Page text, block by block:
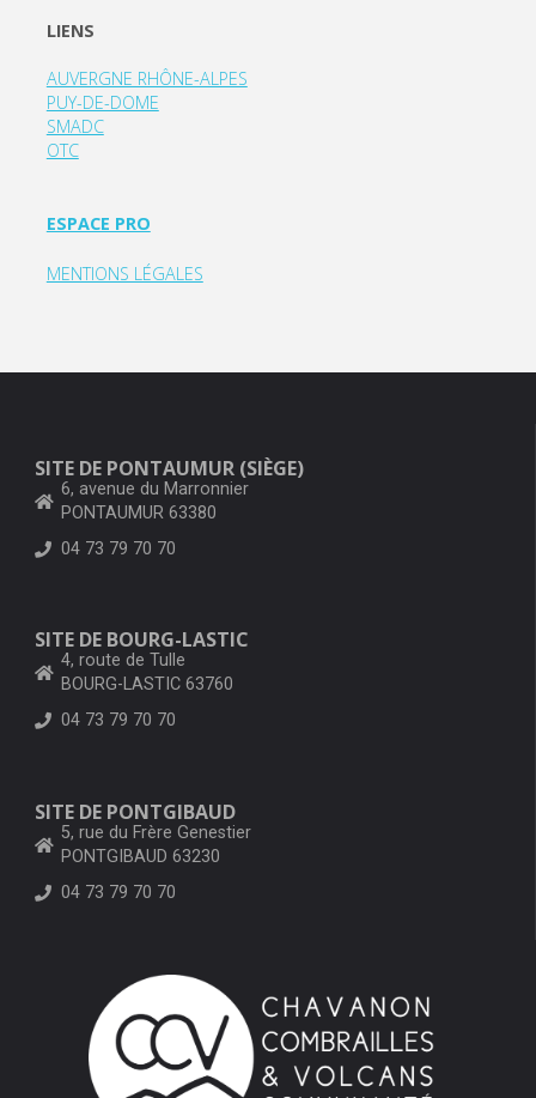
LIENS
AUVERGNE RHÔNE-ALPES
PUY-DE-DOME
SMADC
OTC
ESPACE PRO
MENTIONS LÉGALES
SITE DE PONTAUMUR (SIÈGE)
6, avenue du Marronnier
PONTAUMUR 63380
04 73 79 70 70
SITE DE BOURG-LASTIC
4, route de Tulle
BOURG-LASTIC 63760
04 73 79 70 70
SITE DE PONTGIBAUD
5, rue du Frère Genestier
PONTGIBAUD 63230
04 73 79 70 70